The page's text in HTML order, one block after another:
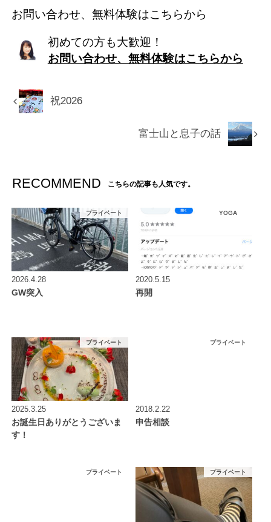
お問い合わせ、無料体験はこちらから
初めての方も大歓迎！
お問い合わせ、無料体験はこちらから
祝2026
富士山と息子の話
RECOMMEND こちらの記事も人気です。
プライベート
2026.4.28
GW突入
YOGA
2020.5.15
再開
プライベート
2025.3.25
お誕生日ありがとうございま
す！
プライベート
2018.2.22
申告相談
プライベート プライベート